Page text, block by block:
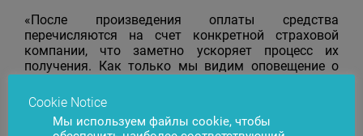
«После произведения оплаты средства
перечисляются на счет конкретной страховой
компании, что заметно ускоряет процесс их
получения. Как только мы видим оповещение о
активируется. Данное решение способствует
большей прозрачности сектора страховых услуг»,
– уверяет Витаутас Астраускас, руководитель
Cookie Notice
Мы используем файлы cookie, чтобы